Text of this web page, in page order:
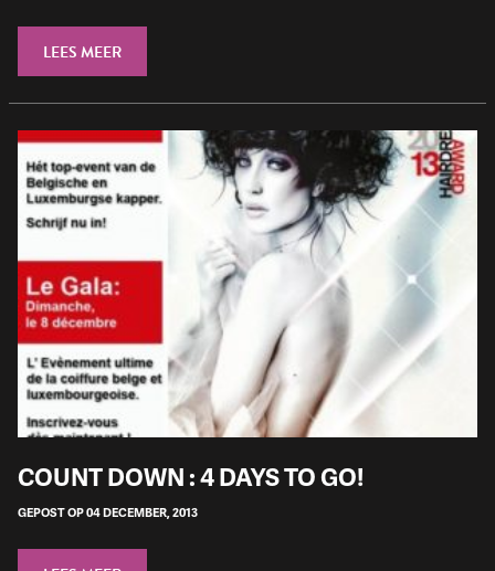
LEES MEER
COUNT DOWN : 4 DAYS TO GO!
GEPOST OP 04 DECEMBER, 2013